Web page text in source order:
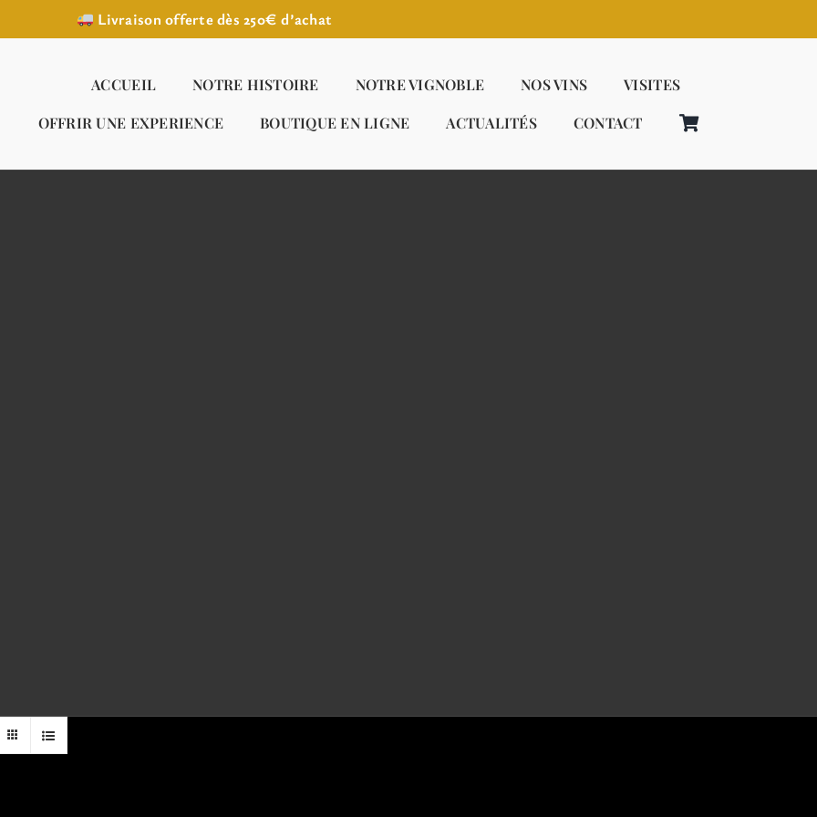
Livraison offerte dès 250€ d’achat
ACCUEIL NOTRE HISTOIRE NOTRE VIGNOBLE NOS VINS
VISITES
OFFRIR UNE EXPERIENCE
BOUTIQUE EN LIGNE ACTUALITÉS CONTACT